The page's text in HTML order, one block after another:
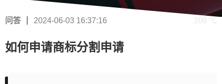
问答 2024-06-03 16:37:16 208 ℃
如何申请商标分割申请